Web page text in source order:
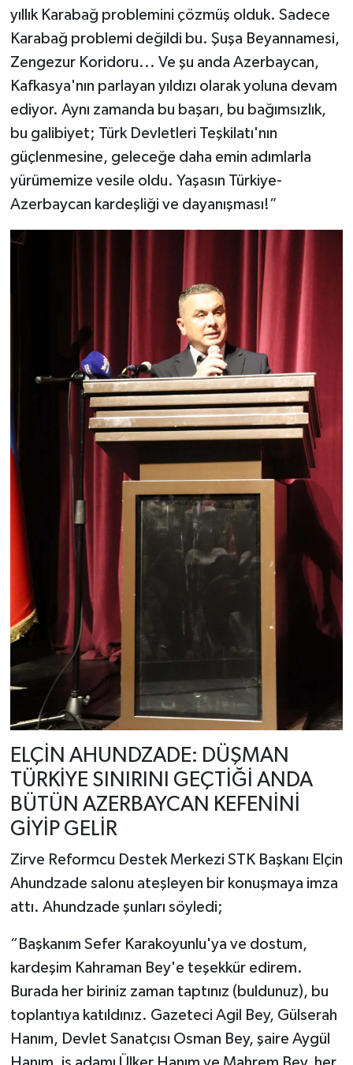
yıllık Karabağ problemini çözmüş olduk. Sadece
Karabağ problemi değildi bu. Şuşa Beyannamesi,
Zengezur Koridoru... Ve şu anda Azerbaycan,
Kafkasya'nın parlayan yıldızı olarak yoluna devam
ediyor. Aynı zamanda bu başarı, bu bağımsızlık,
bu galibiyet; Türk Devletleri Teşkilatı'nın
güçlenmesine, geleceğe daha emin adımlarla
yürümemize vesile oldu. Yaşasın Türkiye-
Azerbaycan kardeşliği ve dayanışması!”
ELÇİN AHUNDZADE: DÜŞMAN
TÜRKİYE SINIRINI GEÇTİĞİ ANDA
BÜTÜN AZERBAYCAN KEFENİNİ
GİYİP GELİR
Zirve Reformcu Destek Merkezi STK Başkanı Elçin
Ahundzade salonu ateşleyen bir konuşmaya imza
attı. Ahundzade şunları söyledi;
“Başkanım Sefer Karakoyunlu'ya ve dostum,
kardeşim Kahraman Bey'e teşekkür edirem.
Burada her biriniz zaman taptınız (buldunuz), bu
toplantıya katıldınız. Gazeteci Agil Bey, Gülserah
Hanım, Devlet Sanatçısı Osman Bey, şaire Aygül